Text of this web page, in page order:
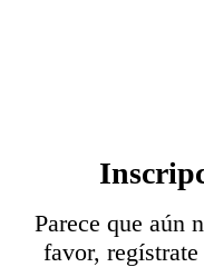
Parece que aún
favor,